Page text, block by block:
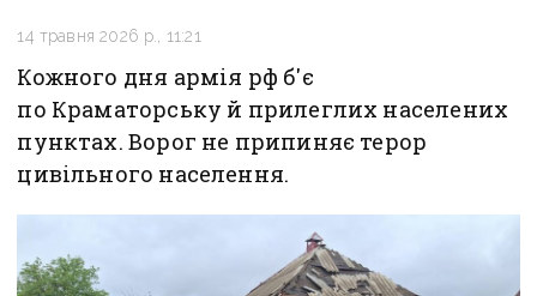
14 травня 2026 р., 11:21
Кожного дня армія рф б'є
по Краматорську й прилеглих населених
пунктах. Ворог не припиняє терор
цивільного населення.